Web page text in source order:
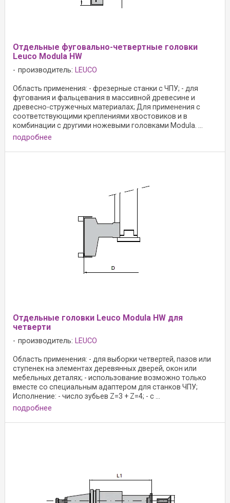
Oтдельные фуговально-четвертные головки
Leuco Modula HW
производитель: LEUCO
Область применения: - фрезерные станки с ЧПУ; - для
фугования и фальцевания в массивной древесине и
древесно-стружечных материалах; Для применения с
соответствующими креплениями хвостовиков и в
комбинации с другими ножевыми головками Modula. ...
подробнее
Oтдельные головки Leuco Modula HW для
четверти
производитель: LEUCO
Область применения: - для выборки четвертей, пазов или
ступенек на элементах деревянных дверей, окон или
мебельных деталях; - использование возможно только
вместе со специальным адаптером для станков ЧПУ;
Исполнение: - число зубьев Z=3 + Z=4; - с ...
подробнее